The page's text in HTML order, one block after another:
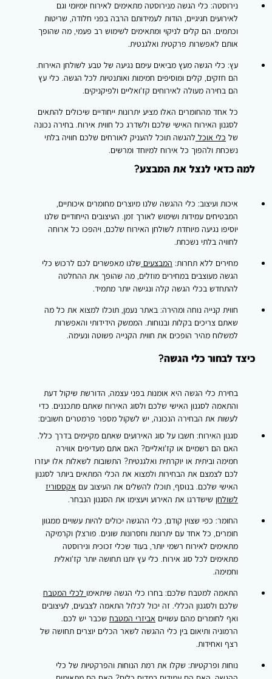
נירוסטה: כלי הגשה מנירוסטה מתאימים לאירוח יומיומי וגם
לאירועים חגיגיים, הודות לעמידותם הרבה בפני חלודה, שריטות
וכתמים. הם קלים לניקוי ומתאימים לשימוש רב פעמי, מה שהופך
אותם לאפשרות פרקטית ואלגנטית.
עץ: כלי הגשה מעץ מביאים עימם נגיעה של טבע לשולחן האירוח.
הם חזקים, קלים ומוסיפים חמימות ואותנטיות לכל הגשה. כלי עץ
הם בחירה מעולה לאירוחים קז'ואליים ולפיקניקים.
כל אחד מהחומרים האלו מציע יתרונות ייחודיים שיכולים להתאים
לסגנון האירוח האישי שלכם ולשדרג כל חווית אירוח. בחירה נכונה
של כלי אוכל להגשה תוכל להעניק לאורחים שלכם חוויה בלתי
נשכחת ולהפוך כל אירוח למיוחד ומרשים.
למה כדאי לנצל את המבצע?
איכות ועיצוב: כלי ההגשה שלנו מיוצרים מחומרים איכותיים,
המבטיחים עמידות ושימוש לאורך זמן. העיצובים הייחודיים שלנו
יוסיפו נגיעה מיוחדת לשולחן האירוח שלכם, ויהפכו כל ארוחה
לחוויה בלתי נשכחת.
מחירים ללא תחרות: המבצעים שלנו מאפשרים לכם לרכוש כלי
הגשה מעוצבים במחירים מוזלים, מה שהופך את ההחלטה
להתחדש בכלי הגשה קלה ונגישה יותר מתמיד.
חווית קנייה נוחה ומהירה: באתר נעמן, תוכלו למצוא את כל מה
שאתם צריכים בקלות ובנוחות. הממשק הידידותי והאפשרות
למשלוח מהיר הופכים את חווית הקנייה פשוטה ונעימה.
כיצד לבחור כלי הגשה?
בחירת כלי הגשה היא אומנות בפני עצמה, הדורשת שיקול דעת
והתאמה לסגנון האישי שלכם ולסוג האירוח שאתם מתכננים. כדי
לעשות את הבחירה הנכונה, יש לשקול מספר פרמטרים חשובים:
סגנון האירוח: חשבו על סוג האירועים שאתם מקיימים בדרך כלל.
האם הם רשמיים או קז'ואליים? האם אתם מעדיפים אווירה
חמימה וביתית או יוקרתית ואלגנטית? התשובות לשאלות אלו יעזרו
לכם לצמצם את הבחירות ולמצוא את הכלי המתאים ביותר לסגנון
האישי שלכם. בנוסף, תוכלו להשלים את העיצוב עם אקססוריז
לשולחן שישדרגו את האירוע ויעצימו את הסגנון הנבחר.
החומר: כפי שצוין קודם, כלי ההגשה יכולים להיות עשויים ממגוון
חומרים, כל אחד עם יתרונות וחסרונות שונים. פורצלן וקרמיקה
מתאימים לאירוח רשמי יותר, בעוד שכלי זכוכית ונירוסטה
מתאימים לכל סוג אירוח. כלי עץ יתנו תחושה יותר קז'ואלית
וחמימה.
התאמה למטבח שלכם: בחרו כלי הגשה שיתאימו לכלי המטבח
שלכם ולסגנון הכללי. זה יכול לכלול התאמה לצבעים, לעיצובים
ואף לחומרים מהם עשויים אביזרי המטבח שכבר יש לכם.
הרמוניה ותיאום בין כלי ההגשה לשאר הכלים יוצרים תחושה של
רצף ואחידות.
נוחות ופרקטיות: שקלו את רמת הנוחות והפרקטיות של כלי